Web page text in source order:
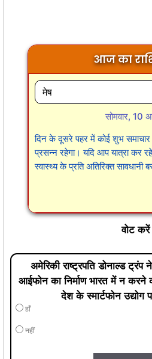
आज का
सोमवार, 10
दिन के दूसरे पहर में कोई शुभ
प्रसन्न रहेगा। यदि आप यात्रा कर
स्वास्थ्य के प्रति अतिरिक्त सावधानी
वोट करें
अमेरिकी राष्ट्रपति डोनाल्ड
आईफोन का निर्माण भारत में न
देश के स्मार्टफोन
हाँ
नहीं